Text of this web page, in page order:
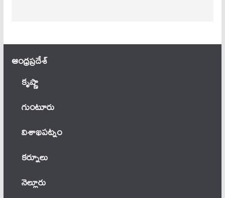
ఆంధ్ర‌ప్ర‌దేశ్
కృష్ణా
గుంటూరు
విశాఖపట్నం
కర్నూలు
నెల్లూరు